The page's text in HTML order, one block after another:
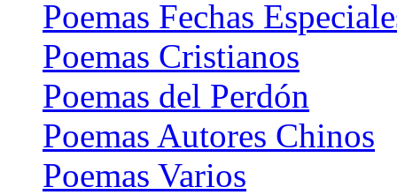
Poemas Fechas
Poemas Cristianos
Poemas del Perdón
Poemas Autores Chinos
Poemas Varios